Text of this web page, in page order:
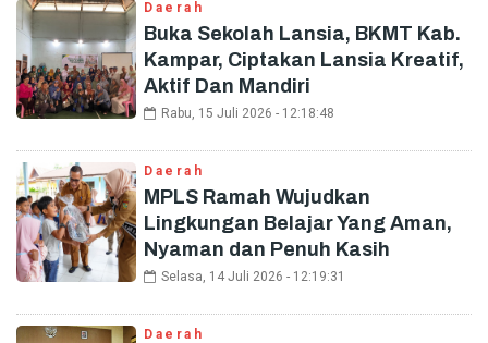
Daerah
Buka Sekolah Lansia, BKMT Kab.
Kampar, Ciptakan Lansia Kreatif,
Aktif Dan Mandiri
Rabu, 15 Juli 2026 - 12:18:48
Daerah
MPLS Ramah Wujudkan
Lingkungan Belajar Yang Aman,
Nyaman dan Penuh Kasih
Selasa, 14 Juli 2026 - 12:19:31
Daerah